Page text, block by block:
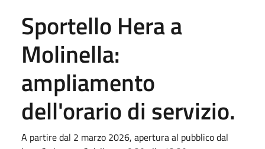
Sportello Hera a
Molinella:
ampliamento
dell'orario di servizio.
A partire dal 2 marzo 2026, apertura al pubblico dal